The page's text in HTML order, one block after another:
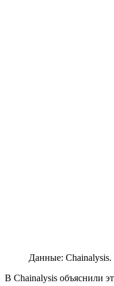
Данные: Chainalysis.
В Chainalysis объяснили